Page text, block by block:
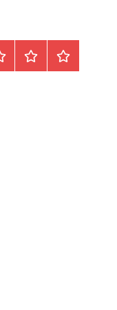
الرئيسية